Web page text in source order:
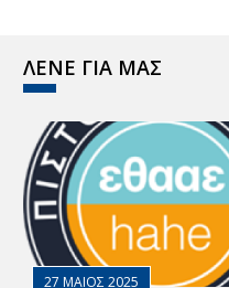
ΛΕΝΕ ΓΙΑ ΜΑΣ
27 ΜΑΙΟΣ 2025